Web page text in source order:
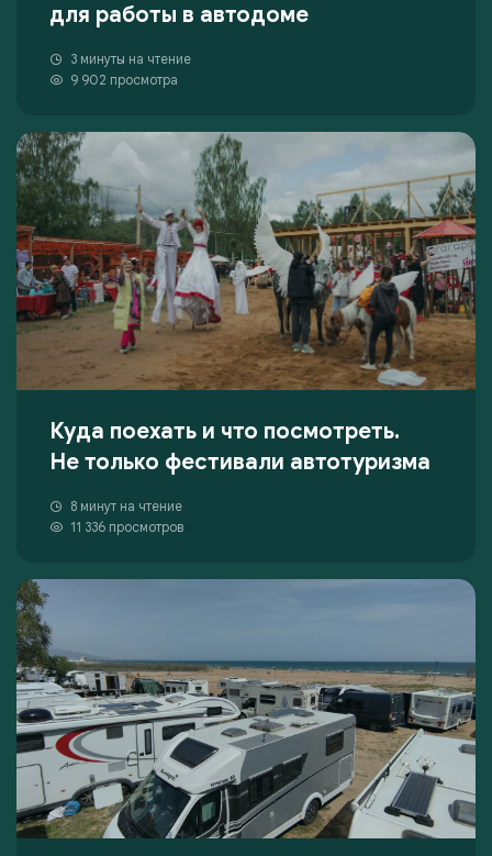
для работы в автодоме
3 минуты на чтение
9 902 просмотра
Куда поехать и что посмотреть.
Не только фестивали автотуризма
8 минут на чтение
11 336 просмотров